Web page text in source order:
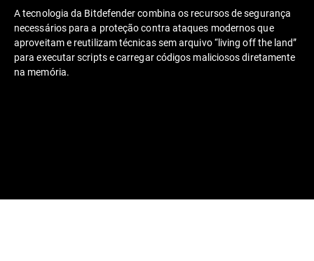
A tecnologia da Bitdefender combina os recursos de segurança
necessários para a proteção contra ataques modernos que
aproveitam e reutilizam técnicas sem arquivo “living off the land”
para executar scripts e carregar códigos maliciosos diretamente
na memória.